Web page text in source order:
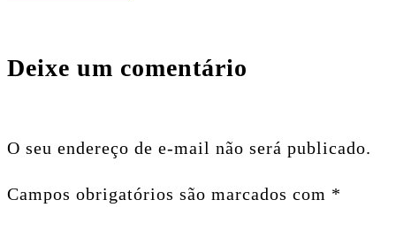
Deixe um comentário
O seu endereço de e-mail não será publicado.
Campos obrigatórios são marcados com *